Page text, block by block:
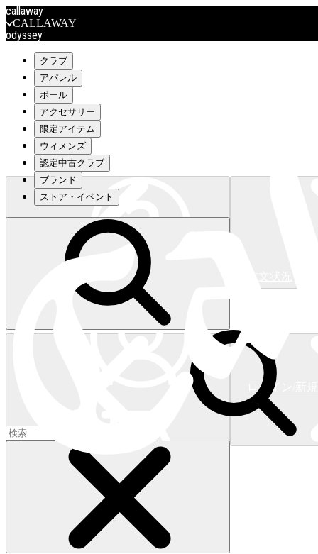
callaway
CALLAWAY
odyssey
travismathew
outlet
OUTLET
キャロウェイアパレルはこちら>>>
キャロウェイアパレルはこちら>>>
ログイン/新
ショッピングカート 0)
クラブ
アパレル
ボール
アクセサリー
限定アイテム
ウィメンズ
認定中古クラブ
ブランド
ストア・イベント